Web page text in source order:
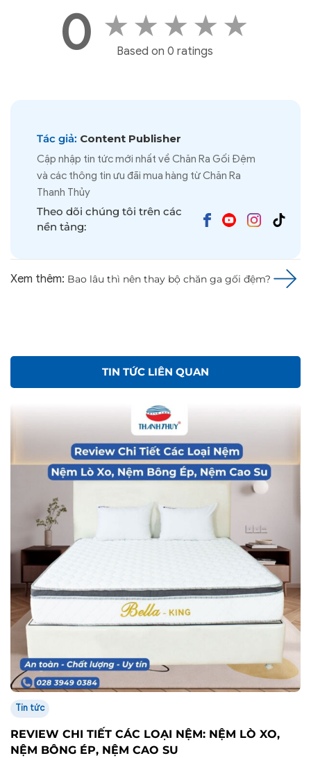
0 ★ ★ ★ ★ ★
Based on 0 ratings
Tác giả: Content Publisher
Cập nhập tin tức mới nhất về Chăn Ra Gối Đệm
và các thông tin ưu đãi mua hàng từ Chăn Ra
Thanh Thủy
Theo dõi chúng tôi trên các
nền tảng:
Xem thêm: Bao lâu thì nên thay bộ chăn ga gối đệm?
TIN TỨC LIÊN QUAN
Tin tức
REVIEW CHI TIẾT CÁC LOẠI NỆM: NỆM LÒ XO,
NỆM BÔNG ÉP, NỆM CAO SU